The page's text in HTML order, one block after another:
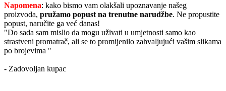
Napomena: kako bismo vam olakšali upoznavanje našeg
proizvoda, pružamo popust na trenutne narudžbe. Ne propustite
popust, naručite ga već danas!
"Do sada sam mislio da mogu uživati u umjetnosti samo kao
strastveni promatrač, ali se to promijenilo zahvaljujući vašim slikama
po brojevima "
- Zadovoljan kupac